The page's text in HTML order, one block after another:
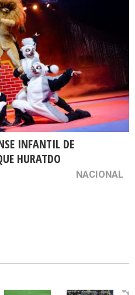
INFANTIL DE
HURATDO
NACIONAL